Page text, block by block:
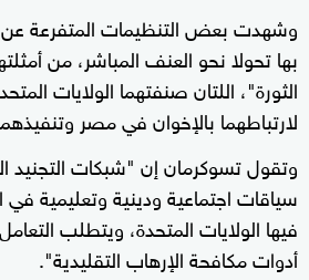
وشهدت بعض التنظيمات المتفرعة عن
بها تحولا نحو العنف المباشر، من
الثورة"، اللتان صنفتهما الولايات
لارتباطهما بالإخوان في مصر
وتقول تسوكرمان إن "شبكات التجنيد
سياقات اجتماعية ودينية وتعليمية في
فيها الولايات المتحدة، ويتطلب
أدوات مكافحة الإرهاب التقليدية".